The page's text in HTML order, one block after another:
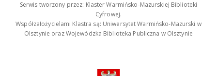
Serwis tworzony przez: Klaster Warmińsko-Mazurskiej Biblioteki
Cyfrowej.
Współzałożycielami Klastra są: Uniwersytet Warmińsko-Mazurski w
Olsztynie oraz Wojewódzka Biblioteka Publiczna w Olsztynie